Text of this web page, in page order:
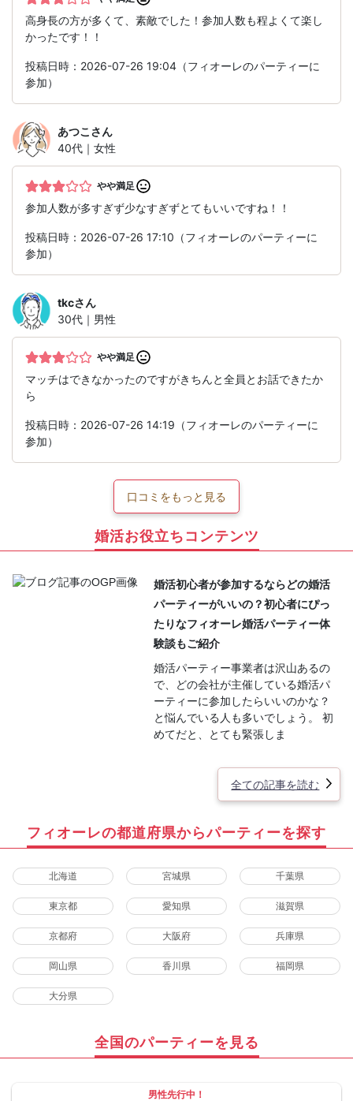
高身長の方が多くて、素敵でした！参加人数も程よくて楽し
かったです！！
投稿日時：2026-07-26 19:04（フィオーレのパーティーに
参加）
あつこ さん
40代｜女性
やや満足
参加人数が多すぎず少なすぎずとてもいいですね！！
投稿日時：2026-07-26 17:10（フィオーレのパーティーに
参加）
tkcさん
30代｜男性
やや満足
マッチはできなかったのですがきちんと全員とお話できたか
ら
投稿日時：2026-07-26 14:19（フィオーレのパーティーに
参加）
口コミをもっと見る
婚活お役立ちコンテンツ
婚活初心者が参加するならどの婚活
パーティーがいいの？初心者にぴっ
たりなフィオーレ婚活パーティー体
験談もご紹介
婚活パーティー事業者は沢山あるの
で、どの会社が主催している婚活パ
ーティーに参加したらいいのかな？
と悩んでいる人も多いでしょう。 初
めてだと、とても緊張しま
全ての記事を読む
フィオーレの都道府県からパーティーを探す
北海道 宮城県 千葉県
東京都 愛知県 滋賀県
京都府 大阪府 兵庫県
岡山県 香川県 福岡県
大分県
全国のパーティーを見る
男性先行中！